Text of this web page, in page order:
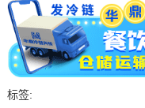
标签: